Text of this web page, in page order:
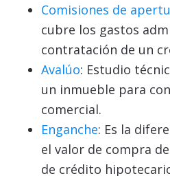
Comisiones de
cubre los gastos
contratación de un
Avalúo: Estudio
un inmueble para
comercial.
Enganche: Es la
el valor de compra
de crédito